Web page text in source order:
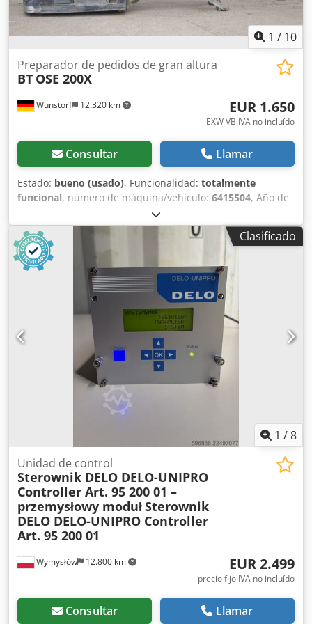
1 / 10
Wunstorf 12.320 km
Preparador de pedidos de gran altura
BT OSE 200X
EUR 1.650
EXW VB IVA no incluído
Consultar Llamar
Estado: bueno (usado), Funcionalidad: totalmente
funcional, número de máquina/vehículo: 6415504, Año de
, horas de funcionamiento:
capacidad de carga:2.000 kg, altura de elevación:800
mm, centro de carga:
, tipo de combustible:
eléctrico
, capacidad de la batería:
batería:
, longitud de la horquilla:2.350 mm
neumático delantero:ruedas de poliuretano (no dejan
, tipo de neumático trasero:ruedas de poliuretano
(no dejan marcas)
, peso en vacío:1.507 kg
, Carretilla
elevadora de bajo perfil BT OSE 200X, fabricada en 2016,
con una batería del año 2021. Datos: BT OSE 200X Dodpfx
Aozca Aijqqekr Año de fabricación: 2016 Horas de
funcionamiento registradas: 8647 Altura de elevación
(mm): 800 Capacidad de carga (kg): 2000 Longitud de las
horquillas (mm): 2350 Peso propio (kg): 1507 Neumáticos
delanteros: Poliuretano Neumáticos traseros: Poliuretano
Año de fabricación de la batería: 2021 Capacidad de la
batería (Ah): 465 Voltaje de la batería (V): 24
Clasificado
1 /8
Wymysłów 12.800 km
Unidad de control
Sterownik DELO DELO-UNIPRO
Controller Art. 95 200 01 –
przemysłowy modułSterownik
DELO DELO-UNIPRO Controller
Art. 95 200 01
EUR 2.499
precio fijo IVA no incluído
Consultar Llamar